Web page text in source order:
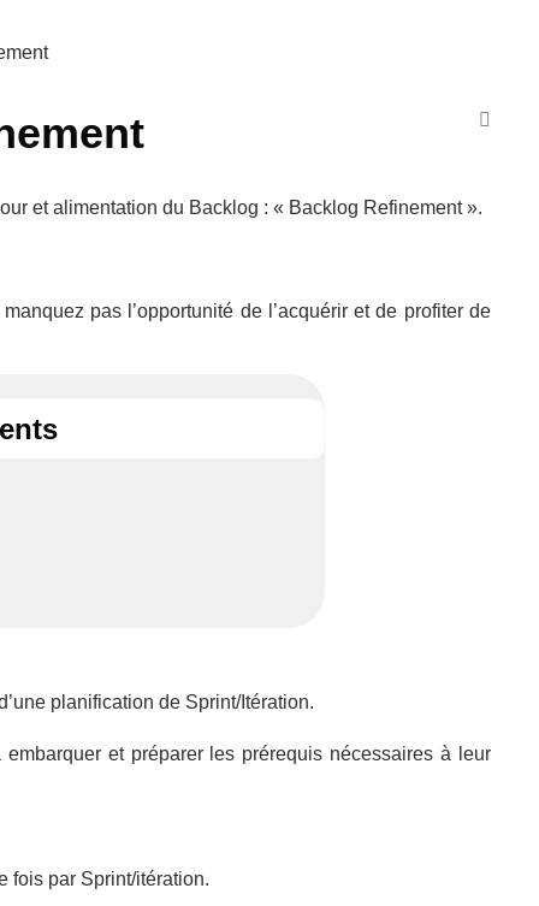
et alimentation du Backlog : « Backlog Refinement ».
pas l’opportunité de l’acquérir et de profiter de
planification de Sprint/Itération.
et préparer les prérequis nécessaires à leur
fois par Sprint/itération.